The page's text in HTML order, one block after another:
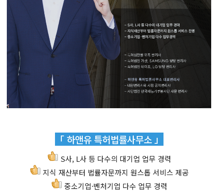
「 하앤유 특허법률사무소 」
S사, L사 등 다수의 대기업 업무 경력
지식 재산부터 법률자문까지 원스톱 서비스 제공
중소기업·벤처기업 다수 업무 경력